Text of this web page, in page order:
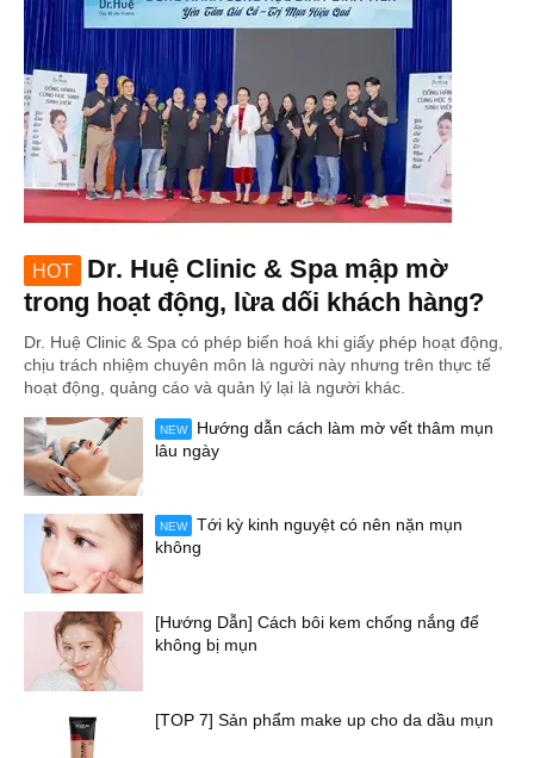
HOT
Dr. Huệ Clinic & Spa mập mờ
trong hoạt động, lừa dối khách hàng?
Dr. Huệ Clinic & Spa có phép biến hoá khi giấy phép hoạt động,
chịu trách nhiệm chuyên môn là người này nhưng trên thực tế
hoạt động, quảng cáo và quản lý lại là người khác.
NEW
Hướng dẫn cách làm mờ vết thâm mụn
lâu ngày
NEW
Tới kỳ kinh nguyệt có nên nặn mụn
không
[Hướng Dẫn] Cách bôi kem chống nắng để
không bị mụn
[TOP 7] Sản phẩm make up cho da dầu mụn